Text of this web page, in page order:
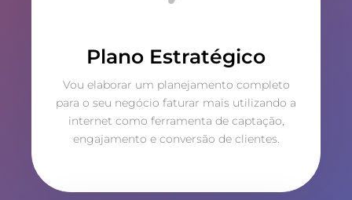
Plano Estratégico
Vou elaborar um planejamento completo
para o seu negócio faturar mais utilizando a
internet como ferramenta de captação,
engajamento e conversão de clientes.